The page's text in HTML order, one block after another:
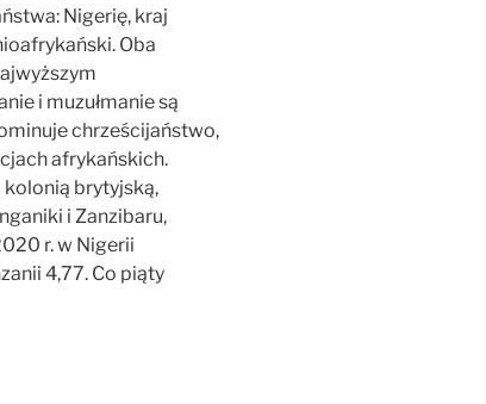
Nigerię, kraj
Oba
i muzułmanie są
chrześcijaństwo,
afrykańskich.
kolonią brytyjską,
i Zanzibaru,
r. w Nigerii
4,77. Co piąty